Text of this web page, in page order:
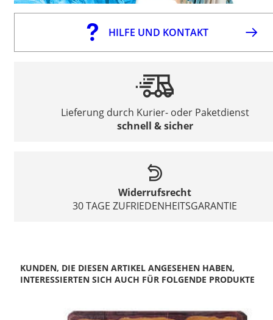
HILFE UND KONTAKT
Lieferung durch Kurier- oder Paketdienst
schnell & sicher
Widerrufsrecht
30 TAGE ZUFRIEDENHEITSGARANTIE
KUNDEN, DIE DIESEN ARTIKEL ANGESEHEN HABEN,
INTERESSIERTEN SICH AUCH FÜR FOLGENDE PRODUKTE